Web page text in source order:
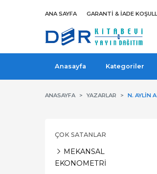
ANA SAYFA GARANTI & İADE
Anasayfa Kategoriler
ANASAYFA YAZARLAR N. AYLIN
ÇOK SATANLAR
MEKANSAL
EKONOMETRİ